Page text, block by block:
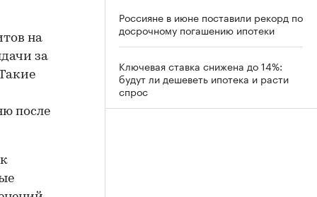
на
за
после
Россияне в июне поставили рекорд по
досрочному погашению ипотеки
Ключевая ставка снижена до 14%:
будут ли дешеветь ипотека и расти
спрос